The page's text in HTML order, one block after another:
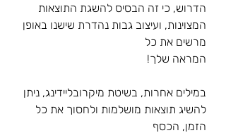
הדרוש, כי זה הבסיס להשגת התוצאות
המצוינות, ועיצוב גבות נהדרת שישנו באופן
מרשים את כל
המראה שלך!
במילים אחרות, בשיטת מיקרובליידינג, ניתן
להשיג תוצאות מושלמות ולחסוך את כל
הזמן, הכסף